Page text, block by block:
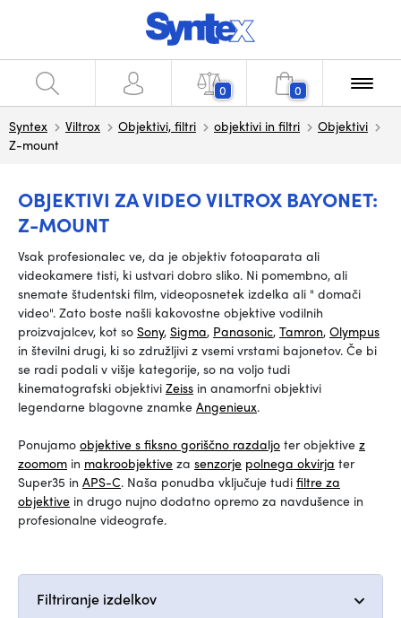
0 0
Syntex Viltrox Objektivi, filtri objektivi in filtri
Objektivi
Z-mount
OBJEKTIVI ZA VIDEO VILTROX BAYONET:
Z-MOUNT
Vsak profesionalec ve, da je objektiv fotoaparata ali
videokamere tisti, ki ustvari dobro sliko. Ni pomembno, ali
snemate študentski film, videoposnetek izdelka ali " domači
video". Zato boste našli kakovostne objektive vodilnih
proizvajalcev, kot so Sony, Sigma, Panasonic, Tamron, Olympus
in številni drugi, ki so združljivi z vsemi vrstami bajonetov. Če bi
se radi podali v višje kategorije, so na voljo tudi
kinematografski objektivi Zeiss in anamorfni objektivi
legendarne blagovne znamke Angenieux.
Ponujamo objektive s fiksno goriščno razdaljo ter objektive z
zoomom in makroobjektive za senzorje polnega okvirja ter
Super35 in APS-C. Naša ponudba vključuje tudi filtre za
objektive in drugo nujno dodatno opremo za navdušence in
profesionalne videografe.
Filtriranje izdelkov